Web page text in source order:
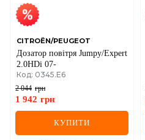
CITROËN/PEUGEOT
Дозатор повітря Jumpy/Expert
2.0HDi 07-
Код: 0345.E6
2 044 грн
1 942 грн
КУПИТИ